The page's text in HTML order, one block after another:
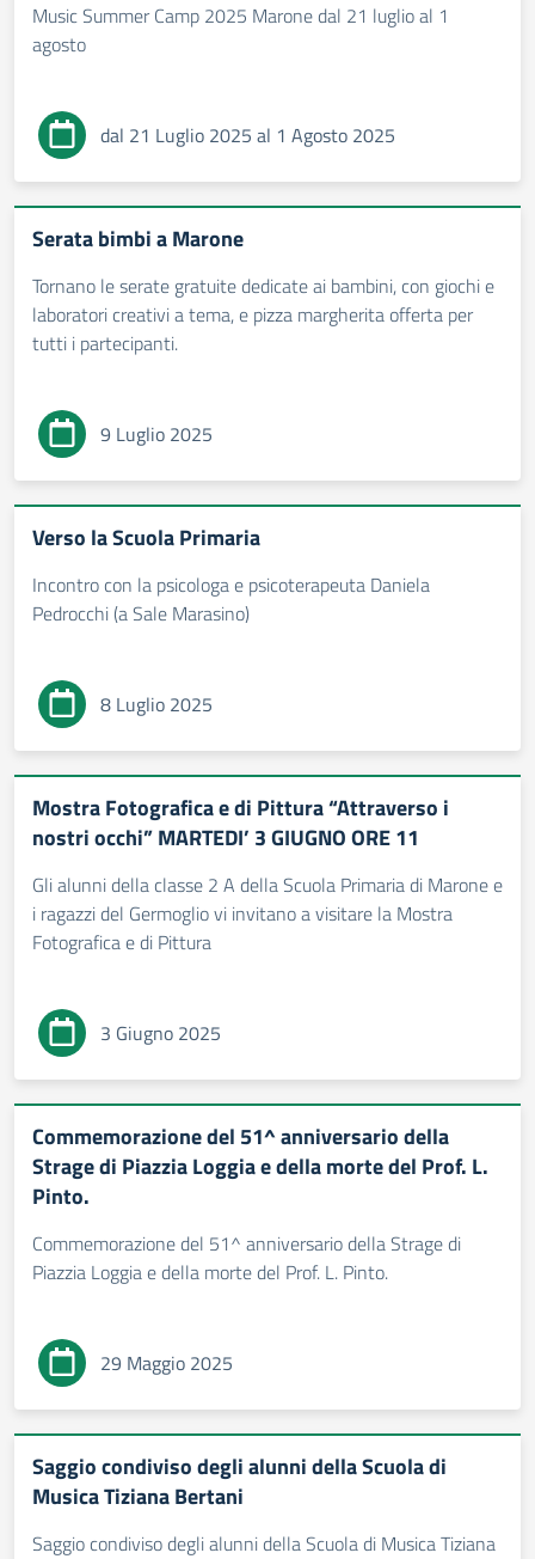
Music Summer Camp 2025 Marone dal 21 luglio al 1
agosto
dal 21 Luglio 2025 al 1 Agosto 2025
Serata bimbi a Marone
Tornano le serate gratuite dedicate ai bambini, con giochi e
laboratori creativi a tema, e pizza margherita offerta per
tutti i partecipanti.
9 Luglio 2025
Verso la Scuola Primaria
Incontro con la psicologa e psicoterapeuta Daniela
Pedrocchi (a Sale Marasino)
8 Luglio 2025
Mostra Fotografica e di Pittura “Attraverso i
nostri occhi” MARTEDI’ 3 GIUGNO ORE 11
Gli alunni della classe 2 A della Scuola Primaria di Marone e
i ragazzi del Germoglio vi invitano a visitare la Mostra
Fotografica e di Pittura
3 Giugno 2025
Commemorazione del 51^ anniversario della
Strage di Piazzia Loggia e della morte del Prof. L.
Pinto.
Commemorazione del 51^ anniversario della Strage di
Piazzia Loggia e della morte del Prof. L. Pinto.
29 Maggio 2025
Saggio condiviso degli alunni della Scuola di
Musica Tiziana Bertani
Saggio condiviso degli alunni della Scuola di Musica Tiziana